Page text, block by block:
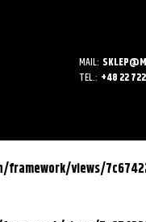
MAIL:
TEL.: +48 22
views/